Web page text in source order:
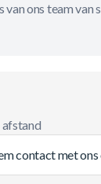
ons team van
afstand
contact met ons